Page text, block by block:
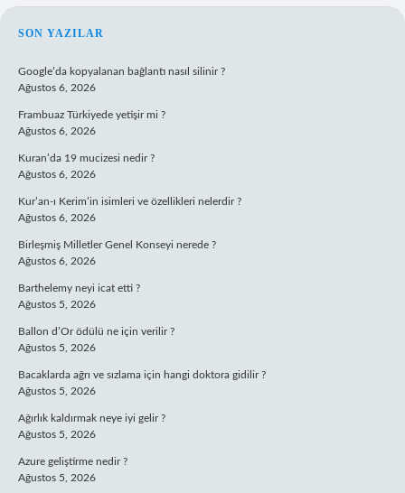
SIDEBAR
SON YAZILAR
Google’da kopyalanan bağlantı nasıl silinir ?
Ağustos 6, 2026
Frambuaz Türkiyede yetişir mi ?
Ağustos 6, 2026
Kuran’da 19 mucizesi nedir ?
Ağustos 6, 2026
Kur’an-ı Kerim’in isimleri ve özellikleri nelerdir ?
Ağustos 6, 2026
Birleşmiş Milletler Genel Konseyi nerede ?
Ağustos 6, 2026
Barthelemy neyi icat etti ?
Ağustos 5, 2026
Ballon d’Or ödülü ne için verilir ?
Ağustos 5, 2026
Bacaklarda ağrı ve sızlama için hangi doktora gidilir ?
Ağustos 5, 2026
Ağırlık kaldırmak neye iyi gelir ?
Ağustos 5, 2026
Azure geliştirme nedir ?
Ağustos 5, 2026